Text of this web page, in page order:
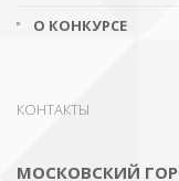
О КОНКУРСЕ
КОНТАКТЫ
МОСКОВСКИЙ